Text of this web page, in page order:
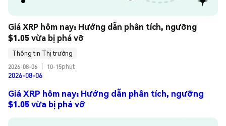
Giá XRP hôm nay: Hướng dẫn phân tích, ngưỡng
$1.05 vừa bị phá vỡ
Thông tin Thị trường
2026-08-06
10-15phút
2026-08-06
Giá XRP hôm nay: Hướng dẫn phân tích, ngưỡng
$1.05 vừa bị phá vỡ